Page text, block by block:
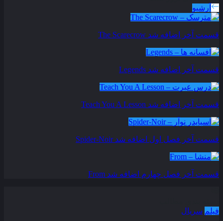
آرشیو
قسمت آخر اضافه شد The Scarecrow
قسمت آخر اضافه شد Legends
قسمت آخر اضافه شد Teach You A Lesson
قسمت آخر فصل اول اضافه شد Spider-Noir
قسمت آخر فصل چهارم اضافه شد From
فیلم سریال